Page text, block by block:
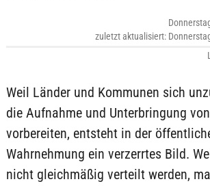
zuletzt aktualisiert:
Weil Länder und Kommunen sich
die Aufnahme und Unterbringung
vorbereiten, entsteht in der
Wahrnehmung ein verzerrtes Bild.
nicht gleichmäßig verteilt werden,